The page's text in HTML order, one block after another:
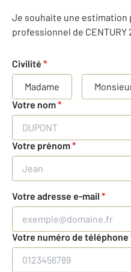
Je souhaite une estimation
professionnel de CENTURY
Civilité *
Madame
Votre nom*
Votre prénom*
Votre adresse e-mail *
Votre numéro de téléphone